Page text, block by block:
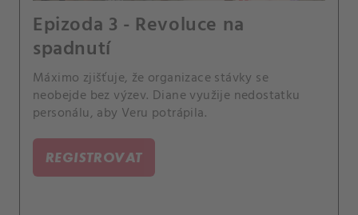
Epizoda 3 - Revoluce na
spadnutí
Máximo zjišťuje, že organizace stávky se
neobejde bez výzev. Diane využije nedostatku
personálu, aby Veru potrápila.
REGISTROVAT